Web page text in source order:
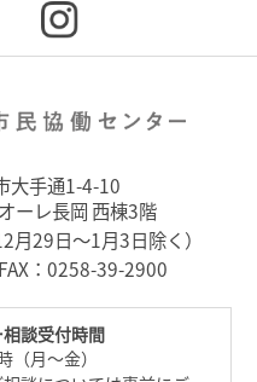
大手通1-4-10
ーレ長岡 西棟3階
29日～1月3日除く）
：0258-39-2900
談受付時間
（月～金）